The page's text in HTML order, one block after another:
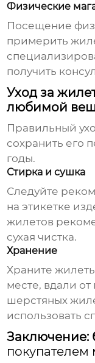
Физические
Посещение
примерить
получить
Уход за
любимой
Правильный
сохранить его
годы.
Стирка и сушка
Следуйте
на этикетке
жилетов
сухая чистка.
Хранение
Храните
месте, вдали
шерстяных
использовать
Заключение: